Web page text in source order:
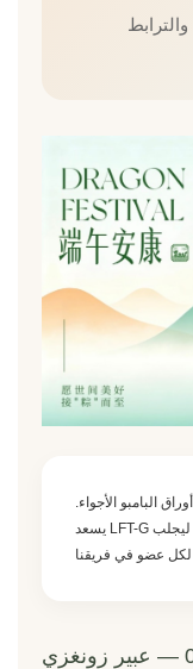
البامبو الأجواء.
يسعد LFT-G بإطلاق برنامج رعاية الموظفين الحصري لدينا، ليجلب